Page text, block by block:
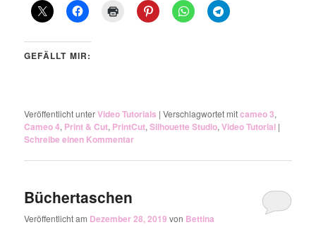
GEFÄLLT MIR:
Veröffentlicht unterVideo Tutorials |Verschlagwortet mitcameo 3,
Cameo 4, Print & Cut, PrintCut,Silhouette Studio,Video Tutorial |
Schreibe einen Kommentar
Büchertaschen
Veröffentlicht am Dezember 28, 2019 von Bettina